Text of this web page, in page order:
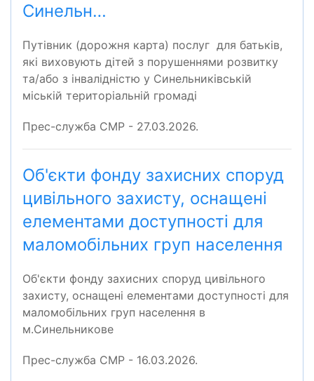
Синельн…
Путівник (дорожня карта) послуг для батьків,
які виховують дітей з порушеннями розвитку
та/або з інвалідністю у Синельниківській
міській територіальній громаді
Прес-служба СМР - 27.03.2026.
Об'єкти фонду захисних споруд
цивільного захисту, оснащені
елементами доступності для
маломобільних груп населення
Об'єкти фонду захисних споруд цивільного
захисту, оснащені елементами доступності для
маломобільних груп населення в
м.Синельникове
Прес-служба СМР - 16.03.2026.